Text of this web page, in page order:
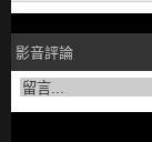
影音評論